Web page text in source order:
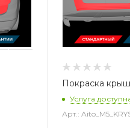
Покраска
Услуга
Арт.: